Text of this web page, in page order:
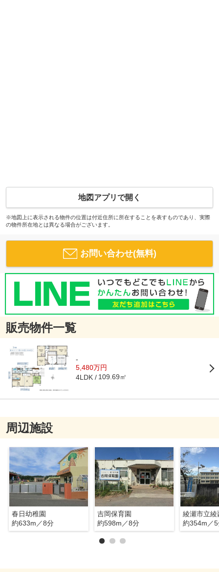
地図アプリで開く
※地図上に表示される物件の位置は付近住所に所在することを表すものであり、実際
の物件所在地とは異なる場合がございます。
お問い合わせ(無料)
販売物件一覧
-
5,480万円
4LDK 109.69㎡
周辺施設
春日幼稚園
約633m／8分
吉岡保育園
約598m／8分
綾瀬市立綾
約354m／